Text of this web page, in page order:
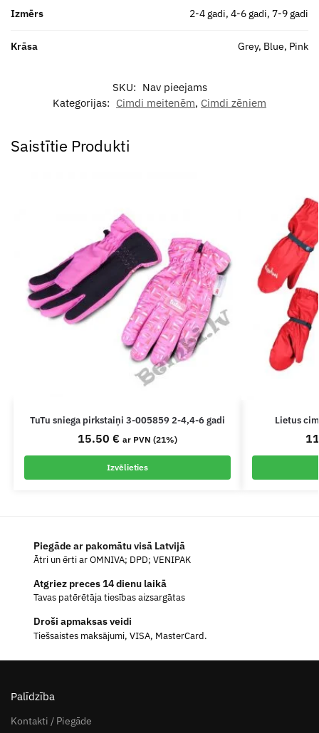
Izmērs 2-4 gadi, 4-6 gadi, 7-9 gadi
Krāsa Grey, Blue, Pink
SKU: Nav pieejams
Kategorijas: Cimdi meitenēm, Cimdi zēniem
Saistītie Produkti
TuTu sniega pirkstaiņi 3-005859 2-4,4-6 gadi
15.50 € ar PVN (21%)
Izvēlieties
Lietus
Piegāde ar pakomātu visā Latvijā
Ātri un ērti ar OMNIVA; DPD; VENIPAK
Atgriez preces 14 dienu laikā
Tavas patērētāja tiesības aizsargātas
Droši apmaksas veidi
Tiešsaistes maksājumi, VISA, MasterCard.
Palīdzība
Kontakti / Piegāde